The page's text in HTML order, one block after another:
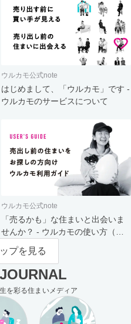
ウルカモ公式note
はじめまして、「ウルカモ」です -
ウルカモのサービスについて
ウルカモ公式note
「売るかも」な住まいと出会いま
せんか？ - ウルカモの使い方（買
主さま向け）
プを見る
を彩る住まいメディア